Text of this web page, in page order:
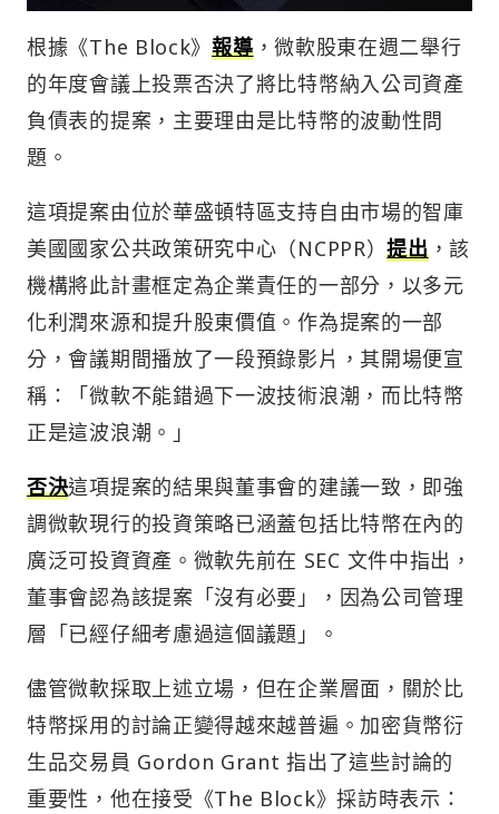
根據《The Block》報導，微軟股東在週二舉行
的年度會議上投票否決了將比特幣納入公司資產
負債表的提案，主要理由是比特幣的波動性問
題。
這項提案由位於華盛頓特區支持自由市場的智庫
美國國家公共政策研究中心（NCPPR）提出，該
機構將此計畫框定為企業責任的一部分，以多元
化利潤來源和提升股東價值。作為提案的一部
分，會議期間播放了一段預錄影片，其開場便宣
稱：「微軟不能錯過下一波技術浪潮，而比特幣
正是這波浪潮。」
否決這項提案的結果與董事會的建議一致，即強
調微軟現行的投資策略已涵蓋包括比特幣在內的
廣泛可投資資產。微軟先前在 SEC 文件中指出，
董事會認為該提案「沒有必要」，因為公司管理
層「已經仔細考慮過這個議題」。
儘管微軟採取上述立場，但在企業層面，關於比
特幣採用的討論正變得越來越普遍。加密貨幣衍
生品交易員 Gordon Grant 指出了這些討論的
重要性，他在接受《The Block》採訪時表示：